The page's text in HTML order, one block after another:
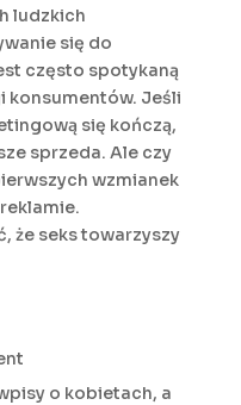
ludzkich
się do
często spotykaną
konsumentów. Jeśli
się kończą,
sprzeda. Ale czy
wzmianek
że seks towarzyszy
o kobietach, a